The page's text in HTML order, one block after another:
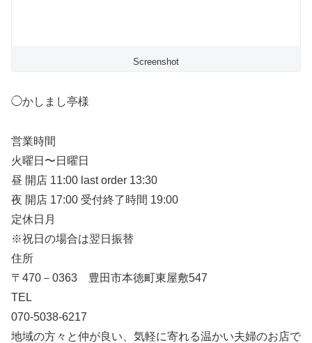
Screenshot
◯かしまし亭様
営業時間
火曜日〜日曜日
昼 開店 11:00 last order 13:30
夜 開店 17:00 受付終了時間 19:00
定休日月
※祝日の場合は翌日振替
住所
〒470－0363 豊田市本徳町東屋敷547
TEL
070-5038-6217
地域の方々と仲が良い、気軽に寄れる温かい夫婦のお店で